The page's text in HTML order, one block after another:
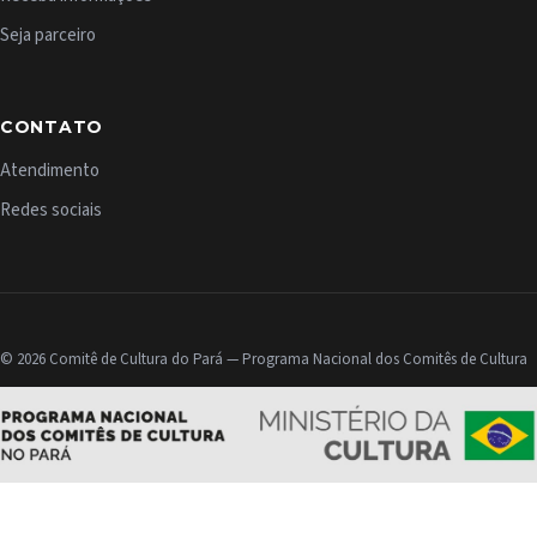
Seja parceiro
CONTATO
Atendimento
Redes sociais
© 2026 Comitê de Cultura do Pará — Programa Nacional dos Comitês de Cultura